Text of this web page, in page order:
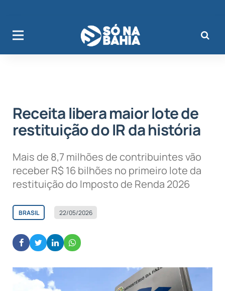
Receita libera maior lote de
restituição do IR da história
Mais de 8,7 milhões de contribuintes vão
receber R$ 16 bilhões no primeiro lote da
restituição do Imposto de Renda 2026
BRASIL 22/05/2026